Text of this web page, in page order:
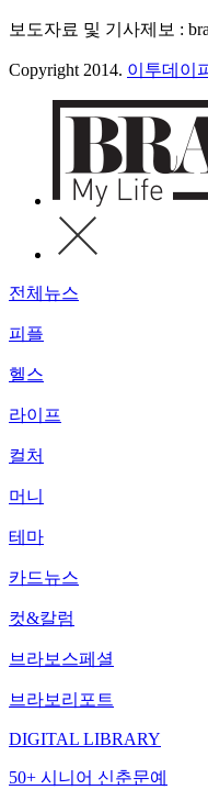
보도자료 및 기사제보 :
Copyright 2014. 이투데이
전체뉴스
피플
헬스
라이프
컬처
머니
테마
카드뉴스
컷&칼럼
브라보스페셜
브라보리포트
DIGITAL LIBRARY
50+ 시니어 신춘문예